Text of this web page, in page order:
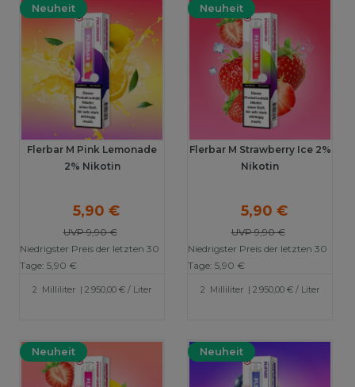
Neuheit
Flerbar M Pink Lemonade
2% Nikotin
UVP 9,90 €
5,90 €
Niedrigster Preis der letzten 30
Tage: 5,90 €
2 Milliliter | 2.950,00 € / Liter
Neuheit
Flerbar M Strawberry Ice 2%
Nikotin
UVP 9,90 €
5,90 €
Niedrigster Preis der letzten 30
Tage: 5,90 €
2 Milliliter | 2.950,00 € / Liter
Neuheit Neuheit